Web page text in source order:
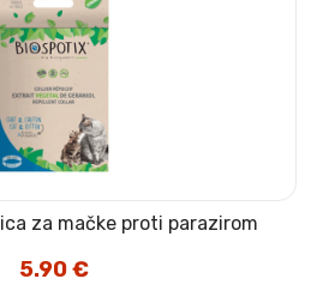
za mačke proti parazirom
5.90€